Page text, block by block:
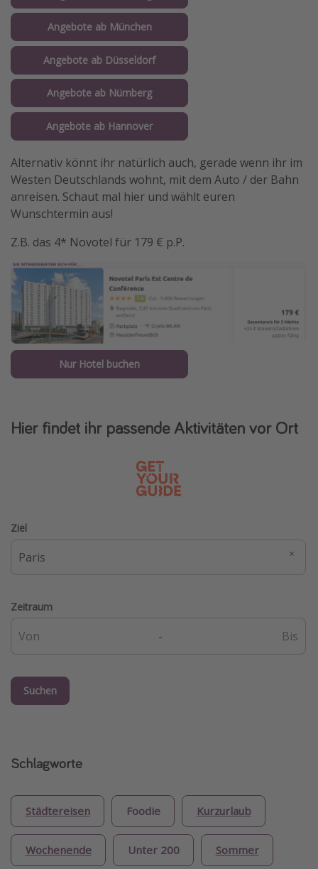
Angebote ab München
Angebote ab Düsseldorf
Angebote ab Nürnberg
Angebote ab Hannover
Alternativ könnt ihr natürlich auch, gerade wenn ihr im
Westen Deutschlands wohnt, mit dem Auto / der Bahn
anreisen. Schaut mal hier und wählt euren
Wunschtermin aus!
Z.B. das 4* Novotel für 179 € p.P.
Nur Hotel buchen
Hier findet ihr passende Aktivitäten vor Ort
Ziel
Zeitraum
-
Suchen
Schlagworte
Städtereisen Foodie Kurzurlaub
Wochenende Unter 200 Sommer